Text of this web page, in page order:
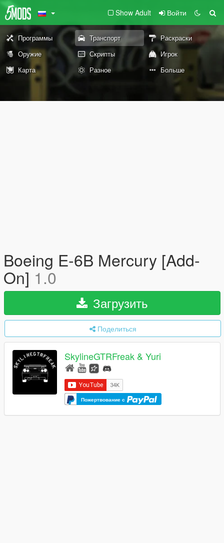
Show Adult Войти
Программы Транспорт
Раскраски
Оружие
Скрипты
Игрок
Карта
Разное Больше
Boeing E-6B Mercury [Add-
On] 1.0
Загрузить
Поделиться
SkylineGTRFreak & Yuri
Пожертвование с